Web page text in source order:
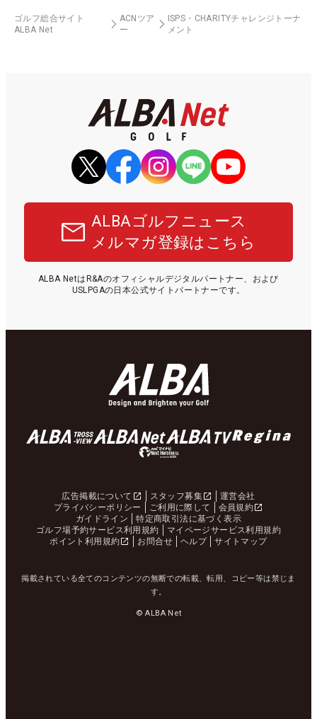
ゴルフ総合サイト
ALBA Net
ACNツア
ー
ISPS・CHARITYチャレンジトーナ
メント
ALBAゴルフニュース
メルマガ登録はこちら
ALBA NetはR&Aのオフィシャルデジタルパートナー、および
USLPGAの日本公式サイトパートナーです。
広告掲載について スタッフ募集
運営会社
プライバシーポリシー
ご利用に際して
会員規約
ガイドライン
特定商取引法に基づく表示
ゴルフ場予約サービス利用規約
マイページサービス利用規約
ポイント利用規約
お問合せ ヘルプ サイトマップ
掲載されている全てのコンテンツの無断での転載、転用、コピー等は禁じま
す。
© ALBA Net